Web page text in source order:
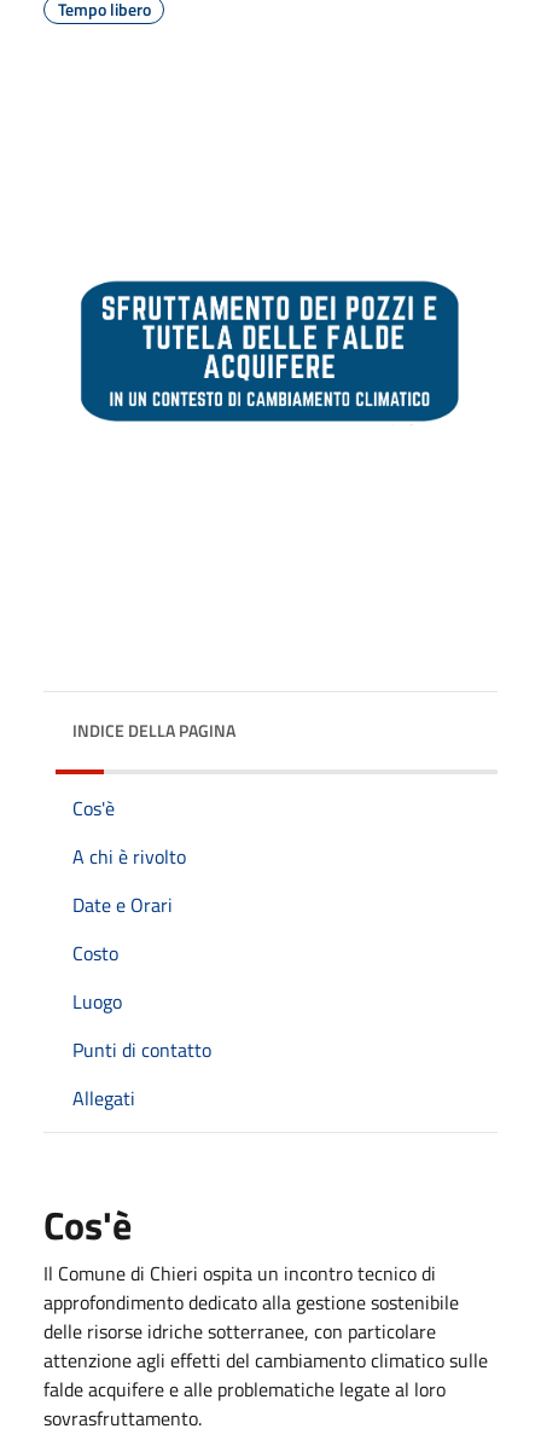
Tempo libero
INDICE DELLA PAGINA
Cos'è
A chi è rivolto
Date e Orari
Costo
Luogo
Punti di contatto
Allegati
Cos'è
Il Comune di Chieri ospita un incontro tecnico di
approfondimento dedicato alla gestione sostenibile
delle risorse idriche sotterranee, con particolare
attenzione agli effetti del cambiamento climatico sulle
falde acquifere e alle problematiche legate al loro
sovrasfruttamento.